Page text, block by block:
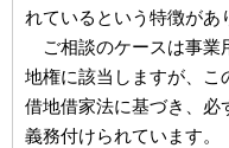
れているという特徴があ
ご相談のケースは事業
地権に該当しますが、こ
借地借家法に基づき、
義務付けられています。